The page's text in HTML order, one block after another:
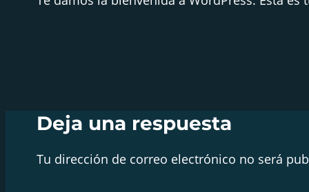
Deja una respuesta
Tu dirección de correo electrónico no será